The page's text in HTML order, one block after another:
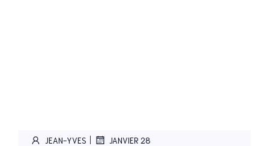
JEAN-YVES | JANVIER 28